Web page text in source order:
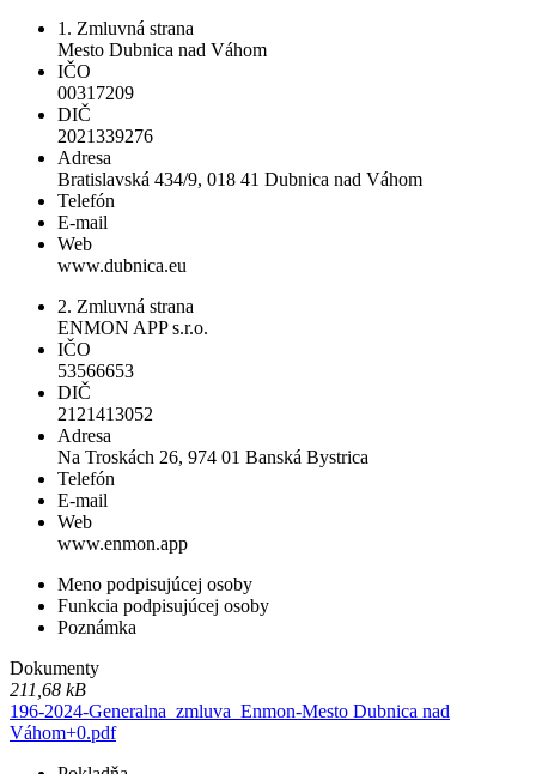
1. Zmluvná strana
Mesto Dubnica nad Váhom
IČO
00317209
DIČ
2021339276
Adresa
Bratislavská 434/9, 018 41 Dubnica nad Váhom
Telefón
E-mail
Web
www.dubnica.eu
2. Zmluvná strana
ENMON APP s.r.o.
IČO
53566653
DIČ
2121413052
Adresa
Na Troskách 26, 974 01 Banská Bystrica
Telefón
E-mail
Web
www.enmon.app
Meno podpisujúcej osoby
Funkcia podpisujúcej osoby
Poznámka
Dokumenty
211,68 kB
196-2024-Generalna_zmluva_Enmon-Mesto Dubnica nad
Váhom+0.pdf